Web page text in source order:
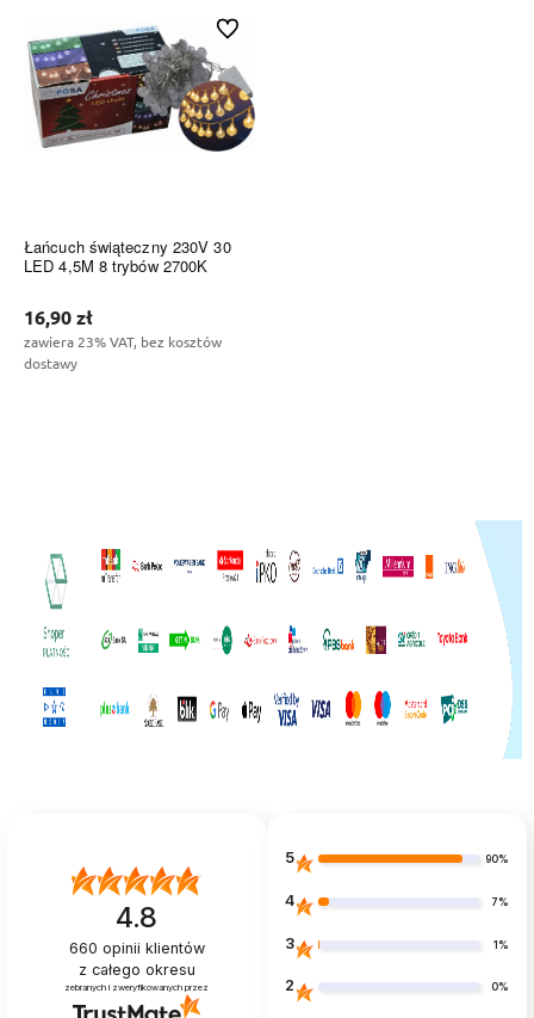
Łańcuch świąteczny 230V 30
LED 4,5M 8 trybów 2700K
16,90 zł
zawiera 23% VAT, bez kosztów
dostawy
Do ulubionych
4.8
660 opinii klientów
z całego okresu
zebranych i zweryfikowanych przez
5 90%
4 7%
3 1%
2 0%